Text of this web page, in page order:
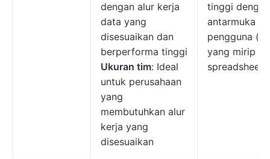
dengan alur kerja
data yang
disesuaikan dan
berperforma tinggi
Ukuran tim: Ideal
untuk perusahaan
yang
membutuhkan alur
kerja yang
disesuaikan
tinggi dengan
antarmuka
pengguna
yang mirip
spreadsheet.